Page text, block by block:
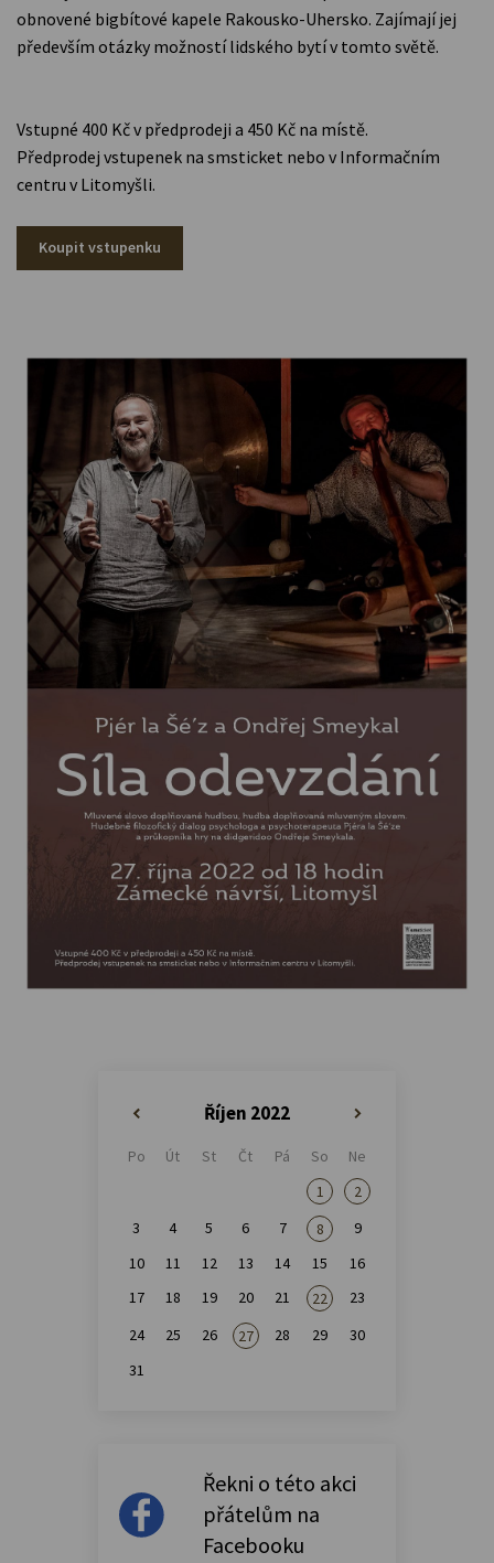
obnovené bigbítové kapele Rakousko-Uhersko. Zajímají jej
především otázky možností lidského bytí v tomto světě.
Vstupné 400 Kč v předprodeji a 450 Kč na místě.
Předprodej vstupenek na smsticket nebo v Informačním
centru v Litomyšli.
Koupit vstupenku
Říjen 2022
Po Út St Čt Pá So
Ne
1
2
3
4 5 6 7 8
9
10
11 12 13 14 15
16
17
18 19 20 21 22
23
24
25 26 27 28 29
30
31
Řekni o této akci
přátelům na
Facebooku